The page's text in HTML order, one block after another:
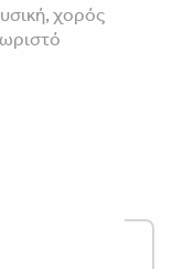
χορός